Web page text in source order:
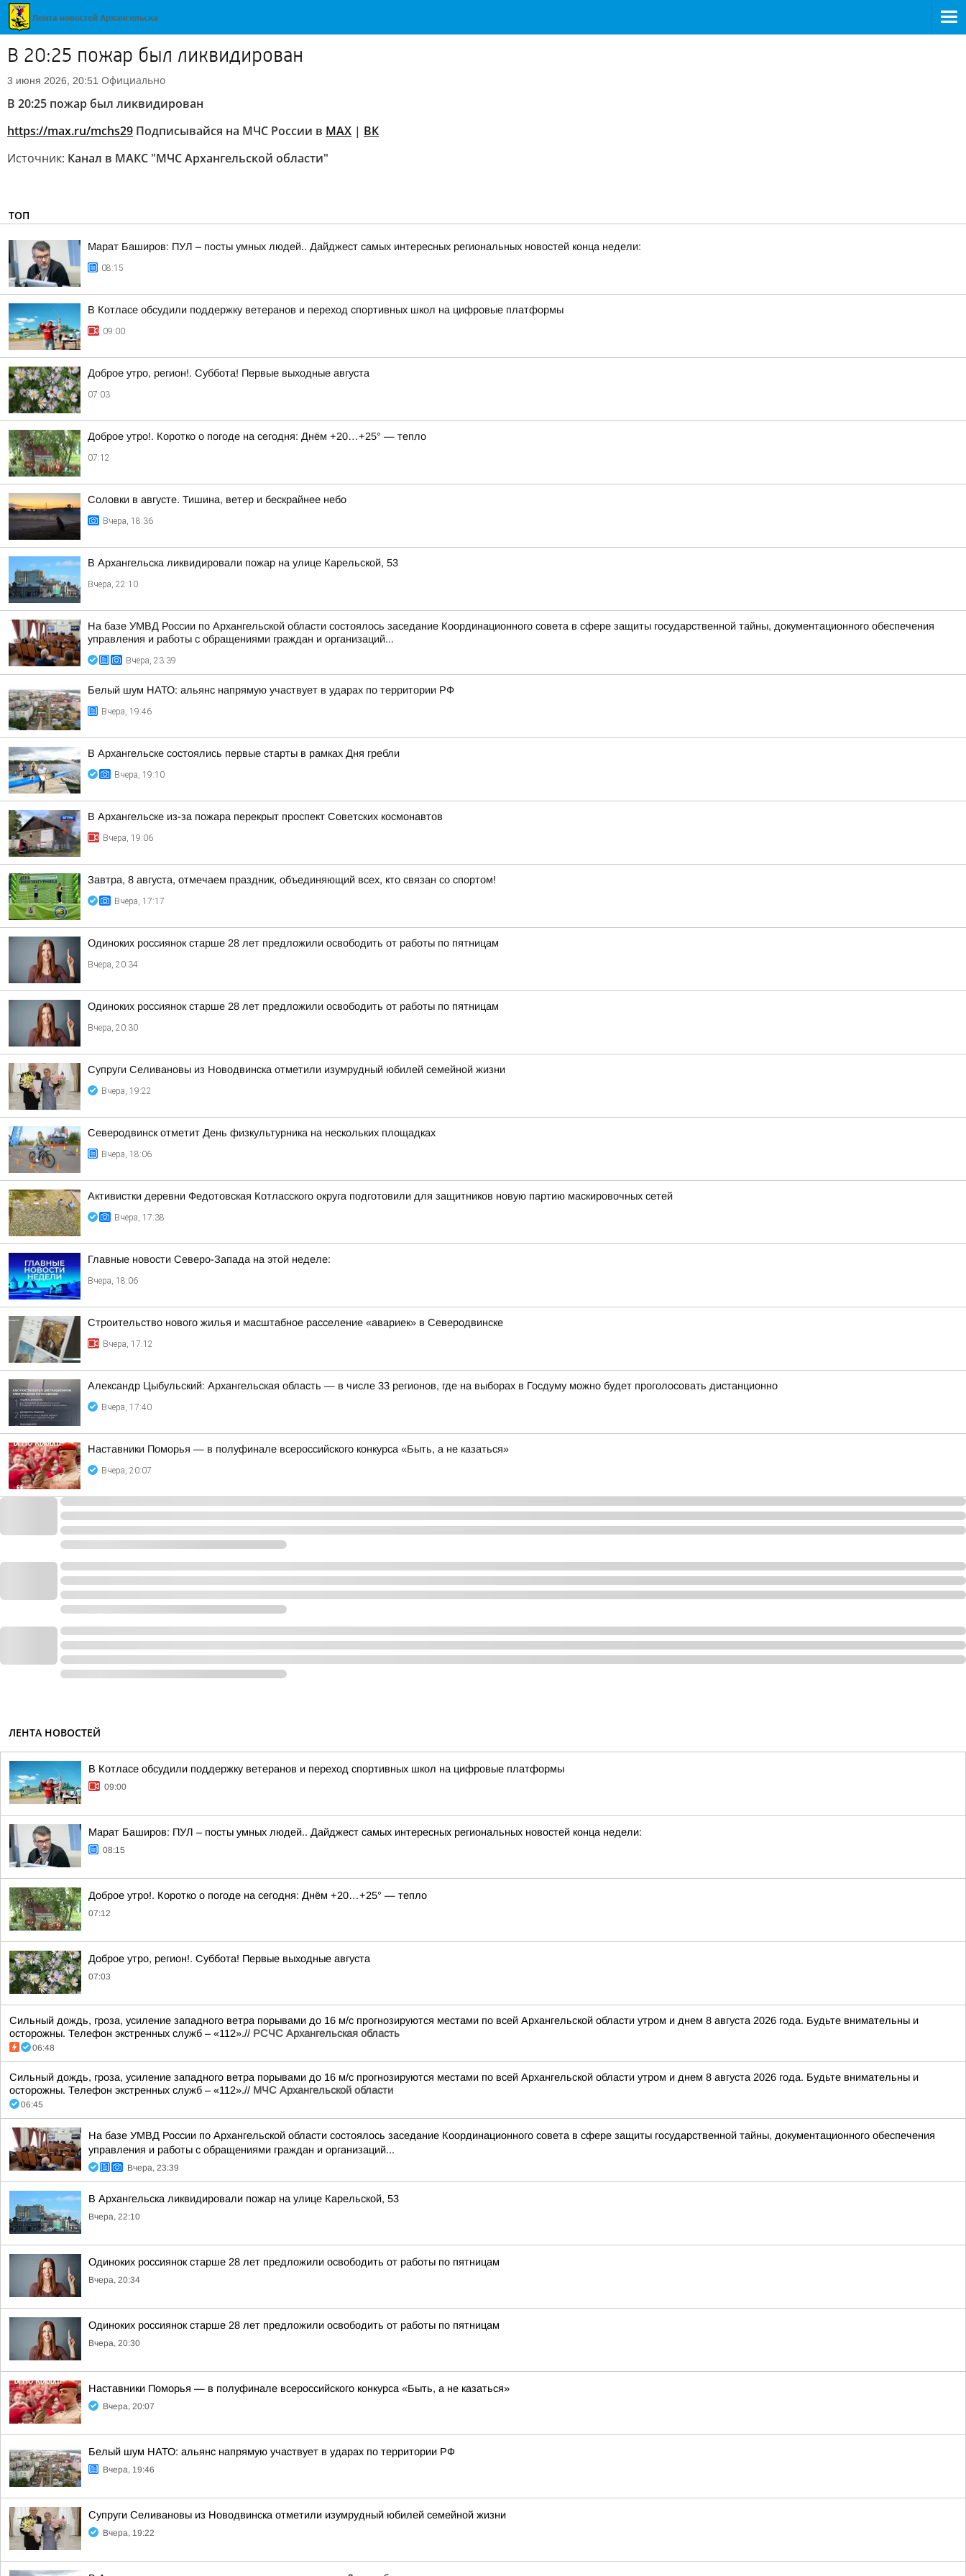
В 20:25 пожар был ликвидирован
3 июня 2026, 20:51 Официально
В 20:25 пожар был ликвидирован
https://max.ru/mchs29 Подписывайся на МЧС России в MAX | ВК
Источник: Канал в МАКС "МЧС Архангельской области"
ТОП
Марат Баширов: ПУЛ – посты умных людей.. Дайджест самых интересных региональных новостей конца недели:
08:15
В Котласе обсудили поддержку ветеранов и переход спортивных школ на цифровые платформы
09:00
Доброе утро, регион!. Суббота! Первые выходные августа
07:03
Доброе утро!. Коротко о погоде на сегодня: Днём +20…+25° — тепло
07:12
Соловки в августе. Тишина, ветер и бескрайнее небо
Вчера, 18:36
В Архангельска ликвидировали пожар на улице Карельской, 53
Вчера, 22:10
На базе УМВД России по Архангельской области состоялось заседание Координационного совета в сфере защиты государственной тайны, документационного обеспечения
управления и работы с обращениями граждан и организаций...
Вчера, 23:39
Белый шум НАТО: альянс напрямую участвует в ударах по территории РФ
Вчера, 19:46
В Архангельске состоялись первые старты в рамках Дня гребли
Вчера, 19:10
В Архангельске из-за пожара перекрыт проспект Советских космонавтов
Вчера, 19:06
Завтра, 8 августа, отмечаем праздник, объединяющий всех, кто связан со спортом!
Вчера, 17:17
Одиноких россиянок старше 28 лет предложили освободить от работы по пятницам
Вчера, 20:34
Одиноких россиянок старше 28 лет предложили освободить от работы по пятницам
Вчера, 20:30
Супруги Селивановы из Новодвинска отметили изумрудный юбилей семейной жизни
Вчера, 19:22
Северодвинск отметит День физкультурника на нескольких площадках
Вчера, 18:06
Активистки деревни Федотовская Котласского округа подготовили для защитников новую партию маскировочных сетей
Вчера, 17:38
Главные новости Северо-Запада на этой неделе:
Вчера, 18:06
Строительство нового жилья и масштабное расселение «авариек» в Северодвинске
Вчера, 17:12
Александр Цыбульский: Архангельская область — в числе 33 регионов, где на выборах в Госдуму можно будет проголосовать дистанционно
Вчера, 17:40
Наставники Поморья — в полуфинале всероссийского конкурса «Быть, а не казаться»
Вчера, 20:07
ЛЕНТА НОВОСТЕЙ
В Котласе обсудили поддержку ветеранов и переход спортивных школ на цифровые платформы
09:00
Марат Баширов: ПУЛ – посты умных людей.. Дайджест самых интересных региональных новостей конца недели:
08:15
Доброе утро!. Коротко о погоде на сегодня: Днём +20…+25° — тепло
07:12
Доброе утро, регион!. Суббота! Первые выходные августа
07:03
Сильный дождь, гроза, усиление западного ветра порывами до 16 м/с прогнозируются местами по всей Архангельской области утром и днем 8 августа 2026 года. Будьте внимательны и
осторожны. Телефон экстренных служб – «112».// РСЧС Архангельская область
06:48
Сильный дождь, гроза, усиление западного ветра порывами до 16 м/с прогнозируются местами по всей Архангельской области утром и днем 8 августа 2026 года. Будьте внимательны и
осторожны. Телефон экстренных служб – «112».// МЧС Архангельской области
06:45
На базе УМВД России по Архангельской области состоялось заседание Координационного совета в сфере защиты государственной тайны, документационного обеспечения
управления и работы с обращениями граждан и организаций...
Вчера, 23:39
В Архангельска ликвидировали пожар на улице Карельской, 53
Вчера, 22:10
Одиноких россиянок старше 28 лет предложили освободить от работы по пятницам
Вчера, 20:34
Одиноких россиянок старше 28 лет предложили освободить от работы по пятницам
Вчера, 20:30
Наставники Поморья — в полуфинале всероссийского конкурса «Быть, а не казаться»
Вчера, 20:07
Белый шум НАТО: альянс напрямую участвует в ударах по территории РФ
Вчера, 19:46
Супруги Селивановы из Новодвинска отметили изумрудный юбилей семейной жизни
Вчера, 19:22